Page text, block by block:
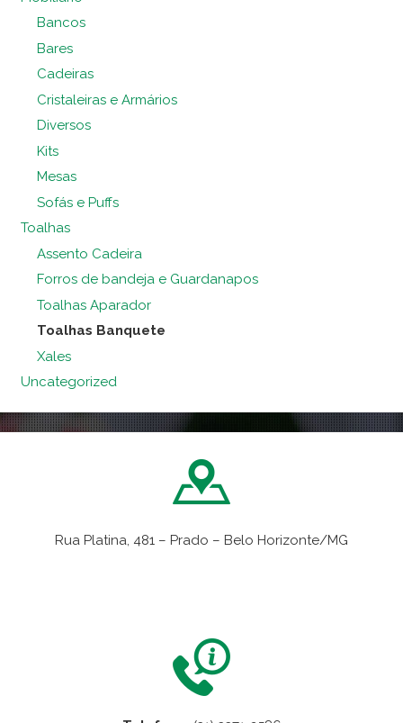
Bancos
Bares
Cadeiras
Cristaleiras e Armários
Diversos
Kits
Mesas
Sofás e Puffs
Toalhas
Assento Cadeira
Forros de bandeja e Guardanapos
Toalhas Aparador
Toalhas Banquete
Xales
Uncategorized
Rua Platina, 481 – Prado – Belo Horizonte/MG